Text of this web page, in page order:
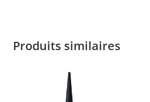
Produits similaires